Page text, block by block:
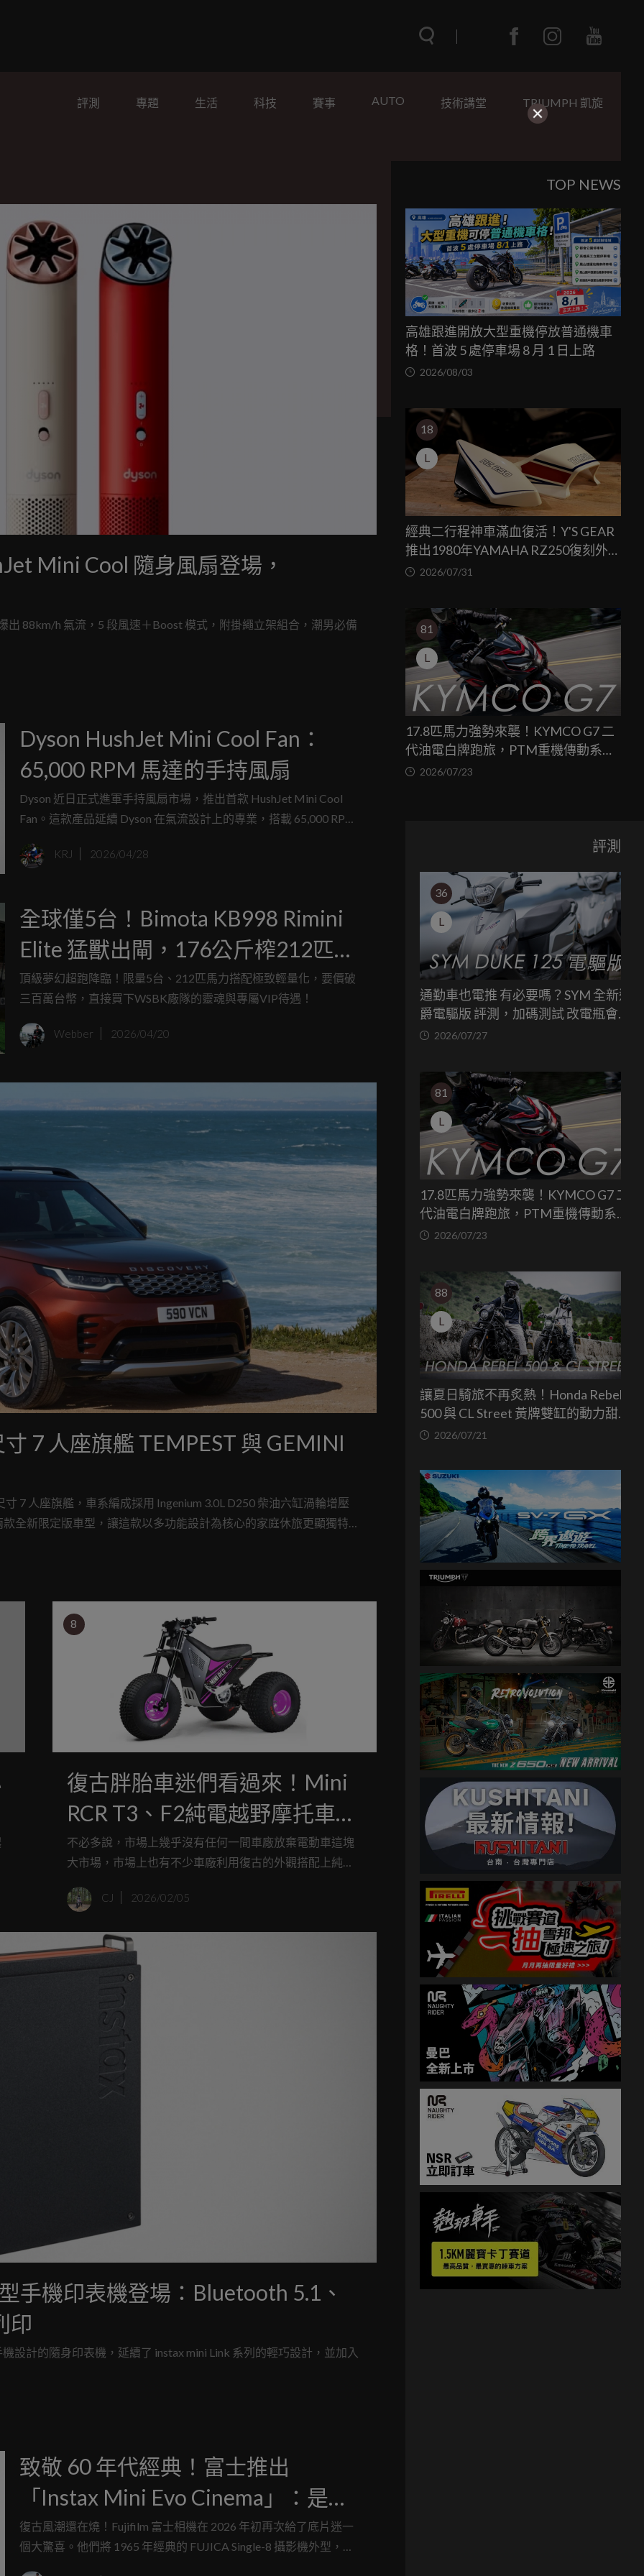
評測 專題 生活 科技 賽事 AUTO 技術講堂 TRIUMPH 凱旋
Mini Cool 隨身風扇登場，
出 88km/h 氣流，5 段風速＋Boost 模式，附掛繩立架組合，潮男必備
Dyson HushJet Mini Cool Fan：
65,000 RPM 馬達的手持風扇
Dyson 近日正式進軍手持風扇市場，推出首款 HushJet Mini Cool
Fan。這款產品延續 Dyson 在氣流設計上的專業，搭載 65,000 RPM
量加上「Boost 模式」。
KRJ 2026/04/28
全球僅5台！Bimota KB998 Rimini
Elite 猛獸出閘，176公斤榨212匹馬
力買車再送WSBK一哥當教練！
頂級夢幻超跑降臨！限量5台、212匹馬力搭配極致輕量化，要價破
三百萬台幣，直接買下WSBK廠隊的靈魂與專屬VIP待遇！
Webber 2026/04/20
與 GEMINI
7 人座旗艦，車系編成採用 Ingenium 3.0L D250 柴油六缸渦輪增壓
全新限定版車型，讓這款以多功能設計為核心的家庭休旅更顯獨特魅
8
復古胖胎車迷們看過來！Mini
RCR T3、F2純電越野摩托車正
式發表
不必多說，市場上幾乎沒有任何一間車廠放棄電動車這塊
大市場，市場上也有不少車廠利用復古的外觀搭配上純電
是ATC三輪機車或是胖胎車的愛好者，那不妨來看看這兩
CJ 2026/02/05
手機印表機登場：Bluetooth 5.1、
印
設計的隨身印表機，延續了 instax mini Link 系列的輕巧設計，並加入
致敬 60 年代經典！富士推出
「Instax Mini Evo Cinema」：是拍
立得，也是復古錄影機
復古風潮還在燒！Fujifilm 富士相機在 2026 年初再次給了底片迷一
個大驚喜。他們將 1965 年經典的 FUJICA Single-8 攝影機外型，與
TOP NEWS
高雄跟進開放大型重機停放普通機車
格！首波 5 處停車場 8 月 1 日上路
2026/08/03
18
L
經典二行程神車滿血復活！Y'S GEAR
推出1980年YAMAHA RZ250復刻外裝
套件2026/07/31
81
L
17.8匹馬力強勢來襲！KYMCO G7 二
代油電白牌跑旅，PTM重機傳動系統
與8公斤減重的操控饗宴
2026/07/23
評測
36
L
通勤車也電推 有必要嗎？SYM 全新迪
爵電驅版 評測，加碼測試 改電瓶會更
省油嗎？
2026/07/27
81
L
17.8匹馬力強勢來襲！KYMCO G7 二
代油電白牌跑旅，PTM重機傳動系統
與8公斤減重的操控饗宴
2026/07/23
88
L
讓夏日騎旅不再炙熱！Honda Rebel
500 與 CL Street 黃牌雙缸的動力甜蜜
點 2026/07/21